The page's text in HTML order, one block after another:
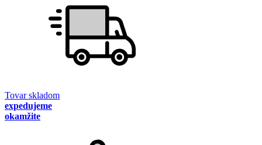
Tovar skladom
expedujeme
okamžite